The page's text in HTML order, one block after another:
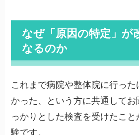
なぜ「原因の特定」が
なるのか
これまで病院や整体院に行っ
かった、という方に共通してお
っかりとした検査を受けたこ
験です。